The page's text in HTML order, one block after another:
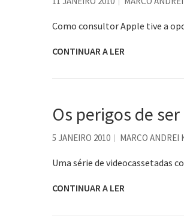
Como consultor Apple tive a
CONTINUAR A LER
Os perigos de
5 JANEIRO 2010 MARCO ANDREI
Uma série de videocassetadas
CONTINUAR A LER